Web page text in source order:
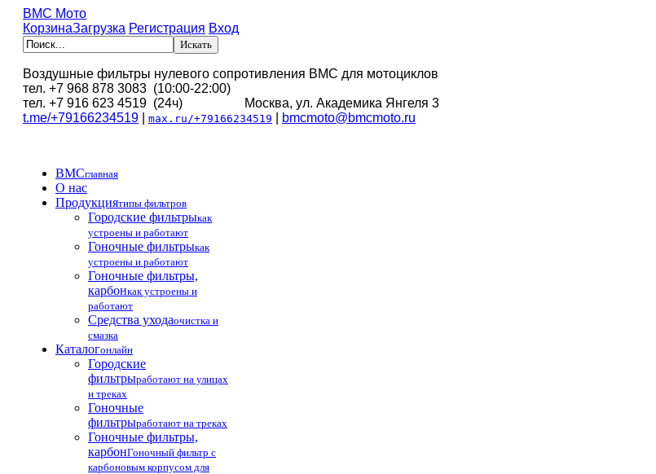
BMC Мото
КорзинаЗагрузка Регистрация Вход
Воздушные фильтры нулевого сопротивления BMC для мотоциклов
тел. +7 968 878 3083 (10:00-22:00)
тел. +7 916 623 4519 (24ч) Москва, ул. Академика Янгеля 3
t.me/+79166234519
max.ru/+79166234519 bmcmoto@bmcmoto.ru
BMCглавная
О нас
Продукциятипы фильтров
Городские фильтрыкак
устроены и работают
Гоночные фильтрыкак
устроены и работают
Гоночные фильтры,
карбонкак устроены и
работают
Средства уходаочистка и
смазка
Каталогонлайн
Городские
фильтрыработают на улицах
и треках
Гоночные
фильтрыработают на треках
Гоночные фильтры,
карбонГоночный фильтр с
карбоновым корпусом для